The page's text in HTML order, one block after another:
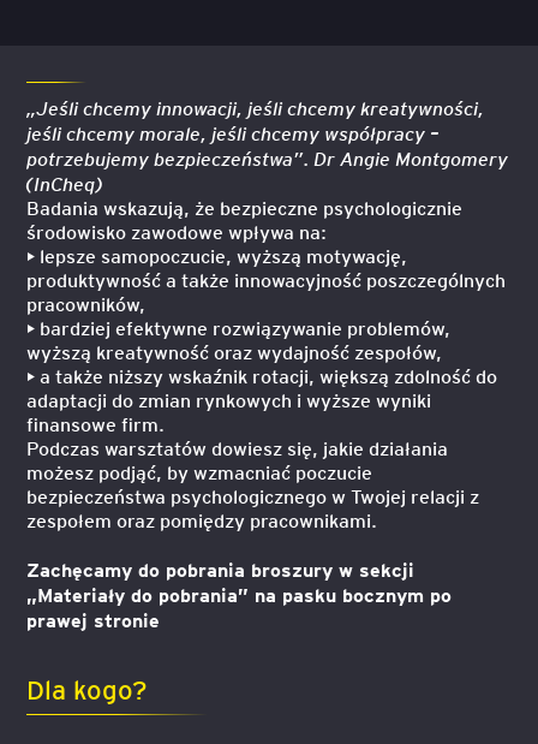
„Jeśli chcemy innowacji, jeśli chcemy kreatywności,
jeśli chcemy morale, jeśli chcemy współpracy –
potrzebujemy bezpieczeństwa”. Dr Angie Montgomery
(InCheq)
Badania wskazują, że bezpieczne psychologicznie
środowisko zawodowe wpływa na:
• lepsze samopoczucie, wyższą motywację,
produktywność a także innowacyjność poszczególnych
pracowników,
• bardziej efektywne rozwiązywanie problemów,
wyższą kreatywność oraz wydajność zespołów,
• a także niższy wskaźnik rotacji, większą zdolność do
adaptacji do zmian rynkowych i wyższe wyniki
finansowe firm.
Podczas warsztatów dowiesz się, jakie działania
możesz podjąć, by wzmacniać poczucie
bezpieczeństwa psychologicznego w Twojej relacji z
zespołem oraz pomiędzy pracownikami.
Zachęcamy do pobrania broszury w sekcji
„Materiały do pobrania” na pasku bocznym po
prawej stronie
Dla kogo?